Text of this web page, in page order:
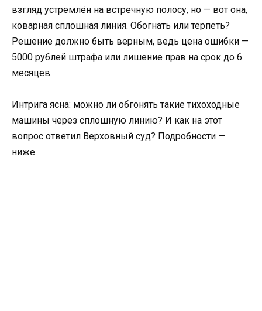
взгляд устремлён на встречную полосу, но — вот она,
коварная сплошная линия. Обогнать или терпеть?
Решение должно быть верным, ведь цена ошибки —
5000 рублей штрафа или лишение прав на срок до 6
месяцев.
Интрига ясна: можно ли обгонять такие тихоходные
машины через сплошную линию? И как на этот
вопрос ответил Верховный суд? Подробности —
ниже.